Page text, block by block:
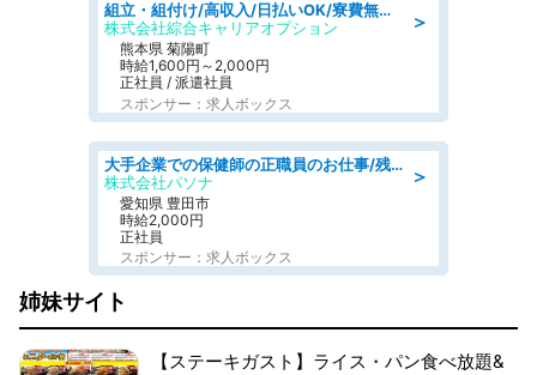
＞
組立・組付け/高収入/日払いOK/寮費無料/交替制/20・30・40代活躍中
株式会社綜合キャリアオプション
熊本県 菊陽町
時給1,600円～2,000円
正社員 / 派遣社員
スポンサー：求人ボックス
＞
大手企業での保健師の正職員のお仕事/残業なし/要資格:保健師
株式会社パソナ
愛知県 豊田市
時給2,000円
正社員
スポンサー：求人ボックス
姉妹サイト
【ステーキガスト】ライス・パン食べ放題&